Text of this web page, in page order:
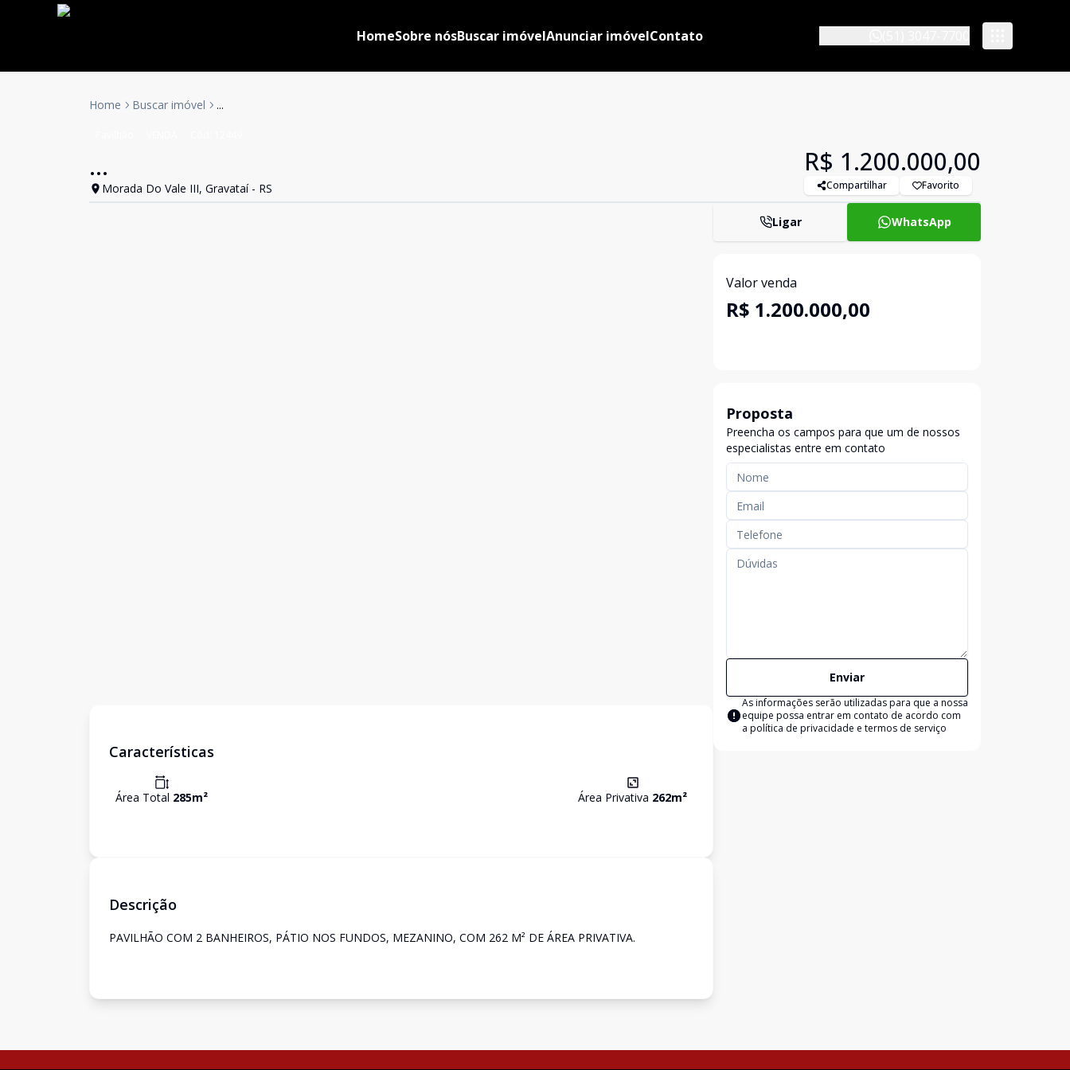
HomeSobre nósBuscar imóvelAnunciar imóvelContato
Home Buscar imóvel ...
...
Morada Do Vale III, Gravataí - RS
R$ 1.200.000,00
Compartilhar Favorito
Características
Área Total 285m² Área Privativa 262m²
Descrição
PAVILHÃO COM 2 BANHEIROS, PÁTIO NOS FUNDOS, MEZANINO, COM 262 M² DE ÁREA PRIVATIVA.
Ligar WhatsApp
Valor venda
R$ 1.200.000,00
Proposta
Preencha os campos para que um de nossos
especialistas entre em contato
Enviar
As informações serão utilizadas para que a nossa
equipe possa entrar em contato de acordo com
a política de privacidade e termos de serviço